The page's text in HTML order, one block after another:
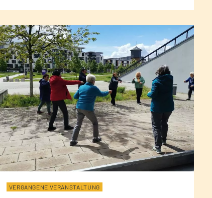
VERGANGENE VERANSTALTUNG